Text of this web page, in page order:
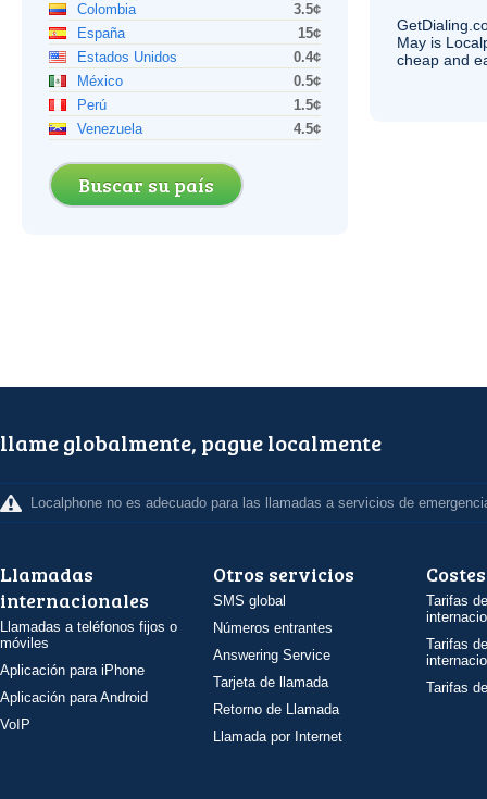
Colombia
3.5¢
España
15¢
Estados Unidos
0.4¢
México
0.5¢
Perú
1.5¢
Venezuela
4.5¢
Buscar su país
May is
cheap and
llame globalmente, pague localmente
Localphone no es adecuado para las llamadas a servicios de
Llamadas
internacionales
Llamadas a teléfonos fijos o
móviles
Aplicación para iPhone
Aplicación para Android
VoIP
Otros servicios
SMS global
Números entrantes
Answering Service
Tarjeta de llamada
Retorno de Llamada
Llamada por Internet
Costes
Tarifas
Tarifas
Tarifas